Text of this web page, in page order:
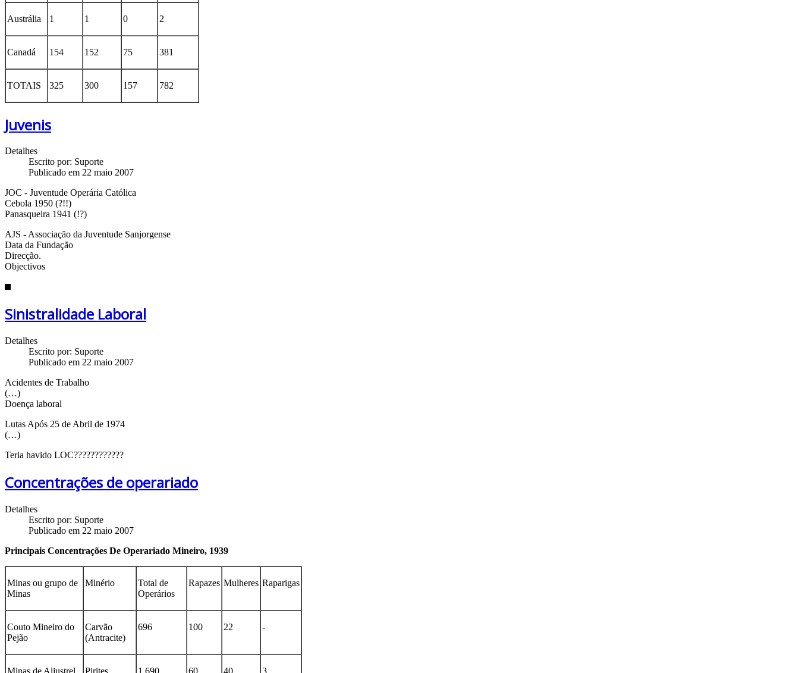
Austrália 1 1 0 2
Canadá 154 152 75 381
TOTAIS 325 300 157 782
Juvenis
Detalhes
Escrito por: Suporte
Publicado em 22 maio 2007
JOC - Juventude Operária Católica
Cebola 1950 (?!!)
Panasqueira 1941 (!?)
AJS - Associação da Juventude Sanjorgense
Data da Fundação
Direcção.
Objectivos
Sinistralidade Laboral
Detalhes
Escrito por: Suporte
Publicado em 22 maio 2007
Acidentes de Trabalho
(…)
Doença laboral
Lutas Após 25 de Abril de 1974
(…)
Teria havido LOC????????????
Concentrações de operariado
Detalhes
Escrito por: Suporte
Publicado em 22 maio 2007
Principais Concentrações De Operariado Mineiro, 1939
Minas ou grupo de
Minas
Minério
Total de
Operários
Rapazes Mulheres Raparigas
Couto Mineiro do
Pejão
Carvão
(Antracite)
696 100 22 -
Minas de Aljustrel Pirites 1 690 60 40 3